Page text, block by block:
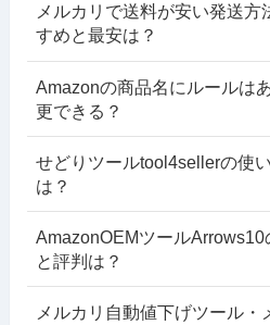
メルカリで送料が安い発送方
すめと最安は？
Amazonの商品名にルールは
更できる？
せどりツールtool4sellerの使
は？
AmazonOEMツール
と評判は？
メルカリ自動値下げツール